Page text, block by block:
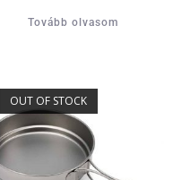
Tovább olvasom
OUT OF STOCK